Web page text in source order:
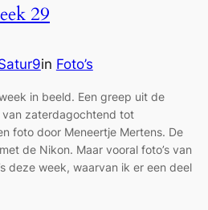
29
in Foto’s
in beeld. Een greep uit de
van zaterdagochtend tot
foto door Meneertje Mertens. De
de Nikon. Maar vooral foto’s van
deze week, waarvan ik er een deel